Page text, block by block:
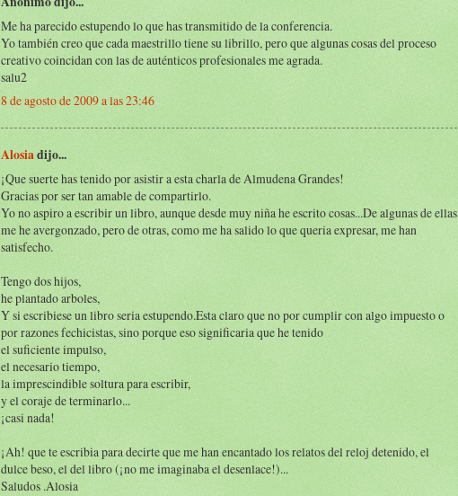
Me ha parecido estupendo lo que has transmitido de la conferencia.
Yo también creo que cada maestrillo tiene su librillo, pero que algunas cosas del proceso
creativo coincidan con las de auténticos profesionales me agrada.
salu2
8 de agosto de 2009 a las 23:46
Alosiadijo...
¡Que suerte has tenido por asistir a esta charla de Almudena Grandes!
Gracias por ser tan amable de compartirlo.
Yo no aspiro a escribir un libro, aunque desde muy niña he escrito cosas...De algunas de ellas
me he avergonzado, pero de otras, como me ha salido lo que queria expresar, me han
satisfecho.
Tengo dos hijos,
he plantado arboles,
Y si escribiese un libro seria estupendo.Esta claro que no por cumplir con algo impuesto o
por razones fechicistas, sino porque eso significaria que he tenido
el suficiente impulso,
el necesario tiempo,
la imprescindible soltura para escribir,
y el coraje de terminarlo...
¡casi nada!
¡Ah! que te escribia para decirte que me han encantado los relatos del reloj detenido, el
dulce beso, el del libro (¡no me imaginaba el desenlace!)...
Saludos .Alosia